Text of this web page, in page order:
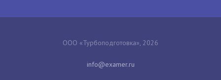
ООО «Турбоподготовка», 2026